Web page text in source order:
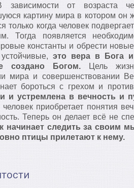
от возраста
картину мира в котором он
только когда человек
Тогда появляется
константы и обрести
это вера в Бога и
создано Богом. Цель
мира и совершенствовании
бороться с грехом и
и устремлена в вечность и
приобретает понятия
Теперь он делает всё не
начинает следить за своим
птицы прилетают к нему.